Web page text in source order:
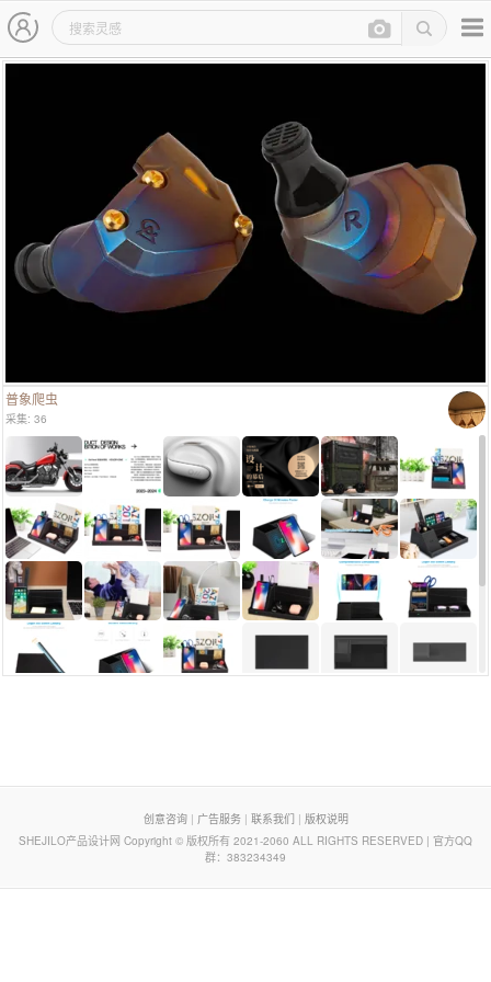
主导航
普象爬虫
采集: 36
创意咨询| 广告服务| 联系我们 | 版权说明
SHEJILO产品设计网 Copyright © 版权所有 2021-2060 ALL RIGHTS RESERVED | 官方QQ
群：383234349